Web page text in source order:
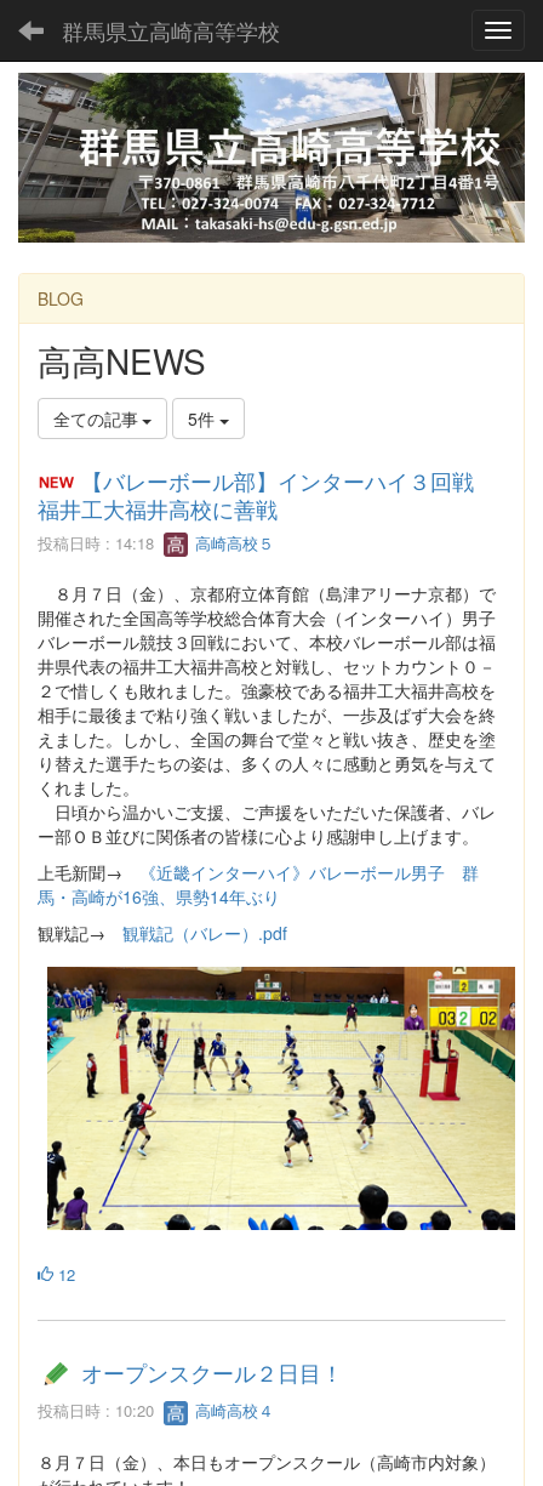
群馬県立高崎高等学校
BLOG
高高NEWS
全ての記事 5件
【バレーボール部】インターハイ３回戦
福井工大福井高校に善戦
投稿日時 : 14:18 高崎高校５
８月７日（金）、京都府立体育館（島津アリーナ京都）で
開催された全国高等学校総合体育大会（インターハイ）男子
バレーボール競技３回戦において、本校バレーボール部は福
井県代表の福井工大福井高校と対戦し、セットカウント０－
２で惜しくも敗れました。強豪校である福井工大福井高校を
相手に最後まで粘り強く戦いましたが、一歩及ばず大会を終
えました。しかし、全国の舞台で堂々と戦い抜き、歴史を塗
り替えた選手たちの姿は、多くの人々に感動と勇気を与えて
くれました。
日頃から温かいご支援、ご声援をいただいた保護者、バレ
ー部ＯＢ並びに関係者の皆様に心より感謝申し上げます。
上毛新聞→
《近畿インターハイ》バレーボール男子 群
馬・高崎が16強、県勢14年ぶり
観戦記→ 観戦記（バレー）.pdf
12
オープンスクール２日目！
投稿日時 : 10:20 高崎高校４
８月７日（金）、本日もオープンスクール（高崎市内対象）